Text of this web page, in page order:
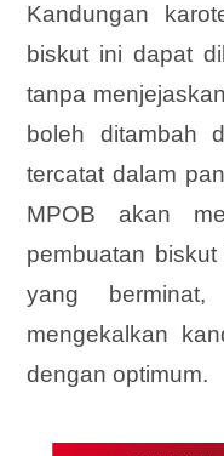
Kandungan
biskut ini dapat
tanpa
boleh ditambah
tercatat dalam
MPOB akan
pembuatan
yang
mengekalkan
dengan optimum.